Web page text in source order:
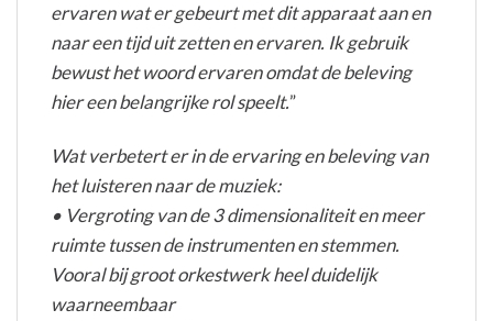
ervaren wat er gebeurt met dit apparaat aan en
naar een tijd uit zetten en ervaren. Ik gebruik
bewust het woord ervaren omdat de beleving
hier een belangrijke rol speelt.”
Wat verbetert er in de ervaring en beleving van
het luisteren naar de muziek:
• Vergroting van de 3 dimensionaliteit en meer
ruimte tussen de instrumenten en stemmen.
Vooral bij groot orkestwerk heel duidelijk
waarneembaar